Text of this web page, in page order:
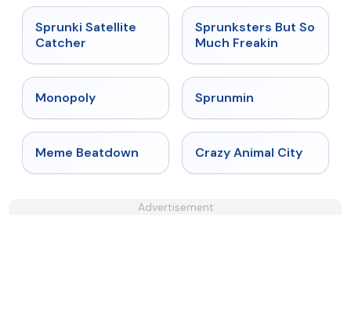
★ 4.4
Sprunki Satellite
Catcher
★ 4.8
Sprunksters But So
Much Freakin
Monopoly Sprunmin
★ 4.4
Meme Beatdown ★ 4.7
Crazy Animal City
Advertisement